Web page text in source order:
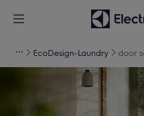
EcoDesign-Laundry door